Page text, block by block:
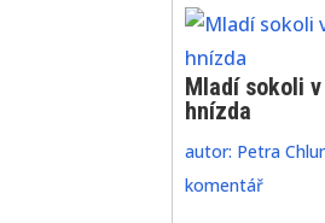
Mladí sokoli
hnízda
autor: Petra
komentář